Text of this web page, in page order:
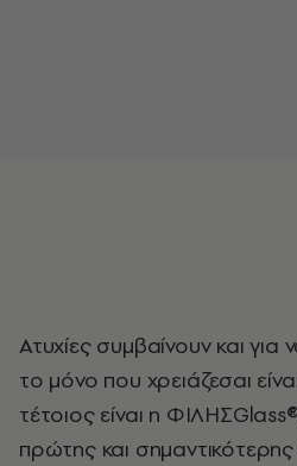
Ατυχίες συμβαίνουν και για
το μόνο που χρειάζεσαι
τέτοιος είναι η
πρώτης και σημαντικότερης